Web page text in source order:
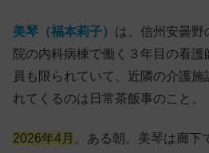
美琴（福本莉子） は、信州安曇野
院の内科病棟で働く３年目の看護
員も限られていて、近隣の介護施
れてくるのは日常茶飯事のこと。
2026年4月 。ある朝。美琴は廊下